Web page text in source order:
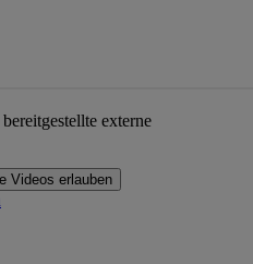
externe
Videos erlauben